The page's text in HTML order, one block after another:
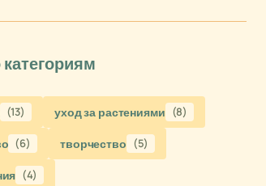
(13) уход за растениями (8)
(6) творчество (5)
(4)